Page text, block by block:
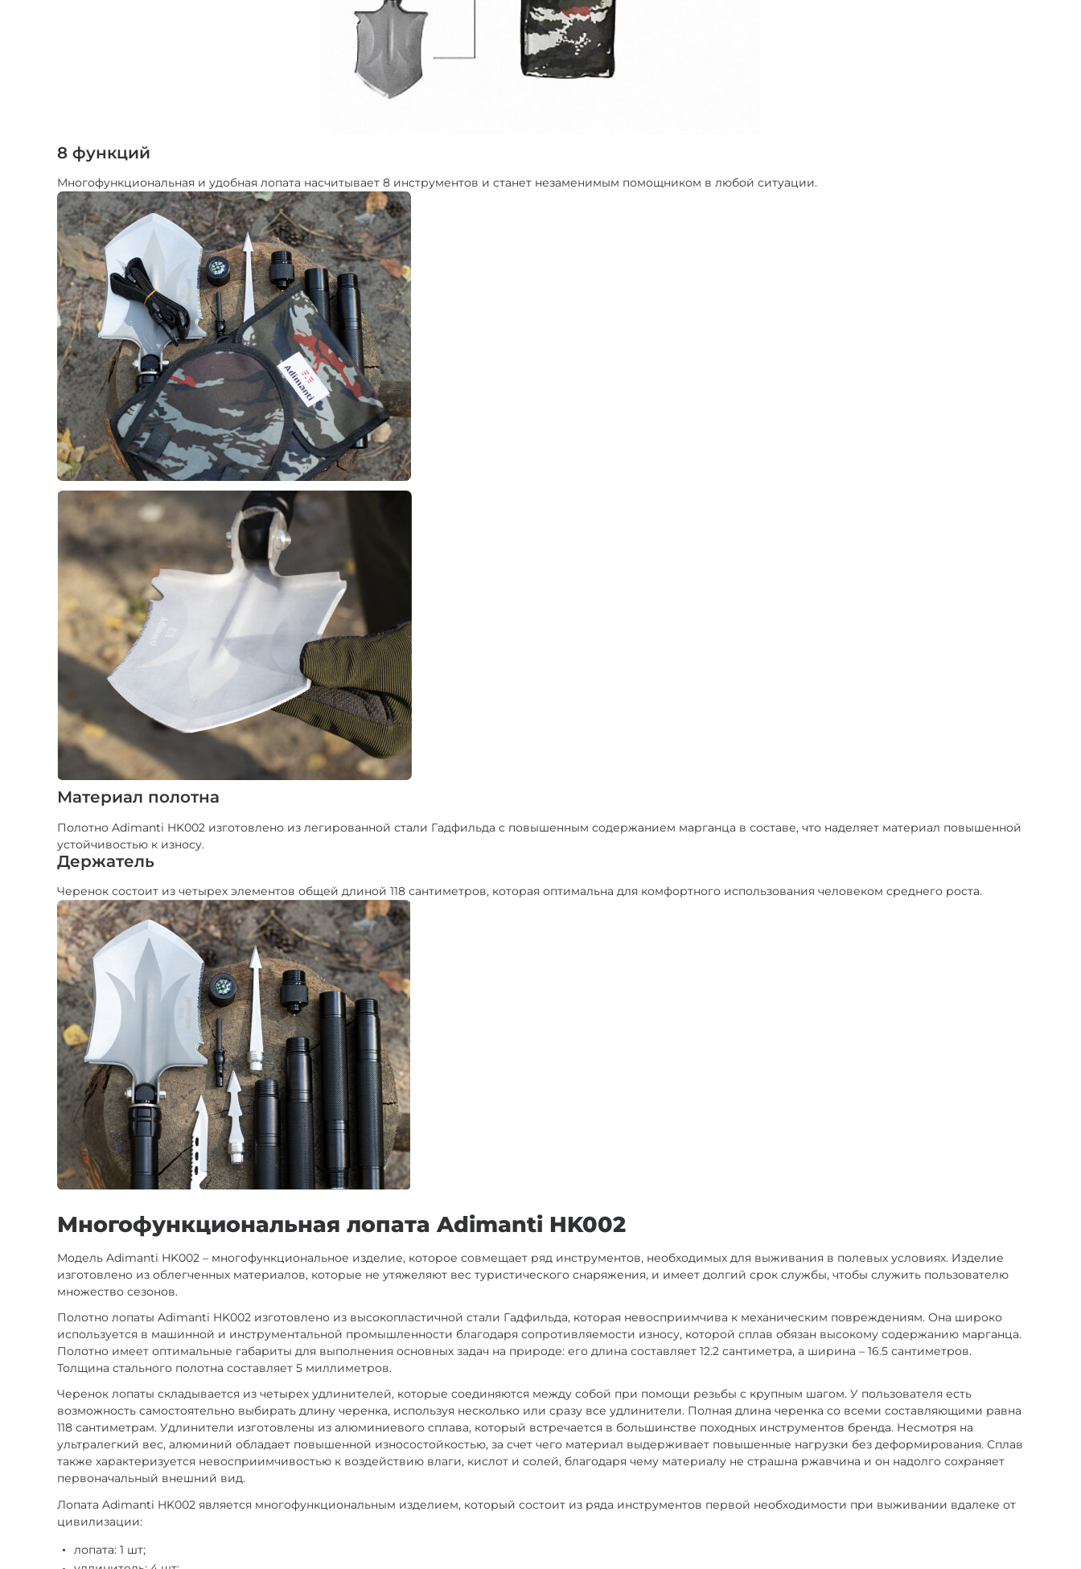
8 функций
Многофункциональная и удобная лопата насчитывает 8 инструментов и станет незаменимым помощником в любой ситуации.
Материал полотна
Полотно Adimanti HK002 изготовлено из легированной стали Гадфильда с повышенным содержанием марганца в составе, что наделяет материал повышенной
устойчивостью к износу.
Держатель
Черенок состоит из четырех элементов общей длиной 118 сантиметров, которая оптимальна для комфортного использования человеком среднего роста.
Многофункциональная лопата Adimanti HK002
Модель Adimanti HK002 – многофункциональное изделие, которое совмещает ряд инструментов, необходимых для выживания в полевых условиях. Изделие
изготовлено из облегченных материалов, которые не утяжеляют вес туристического снаряжения, и имеет долгий срок службы, чтобы служить пользователю
множество сезонов.
Полотно лопаты Adimanti HK002 изготовлено из высокопластичной стали Гадфильда, которая невосприимчива к механическим повреждениям. Она широко
используется в машинной и инструментальной промышленности благодаря сопротивляемости износу, которой сплав обязан высокому содержанию марганца.
Полотно имеет оптимальные габариты для выполнения основных задач на природе: его длина составляет 12.2 сантиметра, а ширина – 16.5 сантиметров.
Толщина стального полотна составляет 5 миллиметров.
Черенок лопаты складывается из четырех удлинителей, которые соединяются между собой при помощи резьбы с крупным шагом. У пользователя есть
возможность самостоятельно выбирать длину черенка, используя несколько или сразу все удлинители. Полная длина черенка со всеми составляющими равна
118 сантиметрам. Удлинители изготовлены из алюминиевого сплава, который встречается в большинстве походных инструментов бренда. Несмотря на
ультралегкий вес, алюминий обладает повышенной износостойкостью, за счет чего материал выдерживает повышенные нагрузки без деформирования. Сплав
также характеризуется невосприимчивостью к воздействию влаги, кислот и солей, благодаря чему материалу не страшна ржавчина и он надолго сохраняет
первоначальный внешний вид.
Лопата Adimanti HK002 является многофункциональным изделием, который состоит из ряда инструментов первой необходимости при выживании вдалеке от
цивилизации:
лопата: 1 шт;